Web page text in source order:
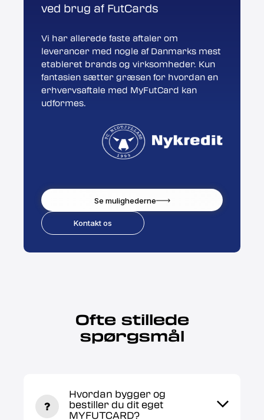
ved brug af FutCards
Vi har allerede faste aftaler om
leverancer med nogle af Danmarks mest
etableret brands og virksomheder. Kun
fantasien sætter græsen for hvordan en
erhvervsaftale med MyFutCard kan
udformes.
Se mulighederne
Kontakt os
Ofte stillede
spørgsmål
Hvordan bygger og
bestiller du dit eget
MYFUTCARD?